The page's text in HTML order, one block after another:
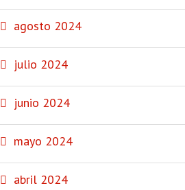
agosto 2024
julio 2024
junio 2024
mayo 2024
abril 2024